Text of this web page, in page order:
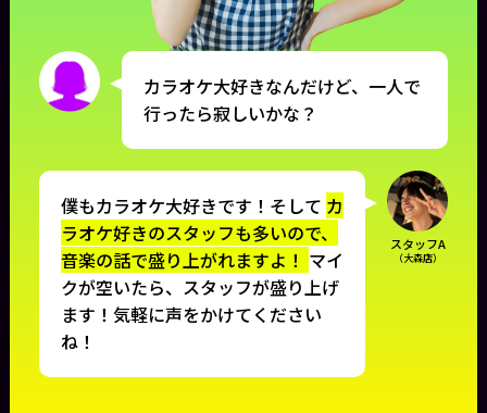
カラオケ大好きなんだけど、一人で
行ったら寂しいかな？
スタッフA
（大森店）
僕もカラオケ大好きです！そして カ
ラオケ好きのスタッフも多いので、
音楽の話で盛り上がれますよ！ マイ
クが空いたら、スタッフが盛り上げ
ます！気軽に声をかけてください
ね！